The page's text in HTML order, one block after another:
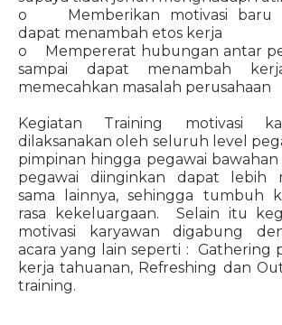
o Memberikan motivasi baru
dapat menambah etos kerja
o Mempererat hubungan antar
sampai dapat menambah
memecahkan masalah perusahaan
Kegiatan Training motivasi
dilaksanakan oleh seluruh level
pimpinan hingga pegawai bawahan
pegawai diinginkan dapat lebih
sama lainnya, sehingga tumbuh
rasa kekeluargaan. Selain itu
motivasi karyawan digabung
acara yang lain seperti : Gathering
kerja tahuanan, Refreshing dan
training.